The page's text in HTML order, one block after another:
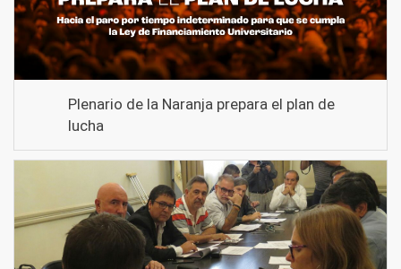
Plenario de la Naranja prepara el plan de
lucha